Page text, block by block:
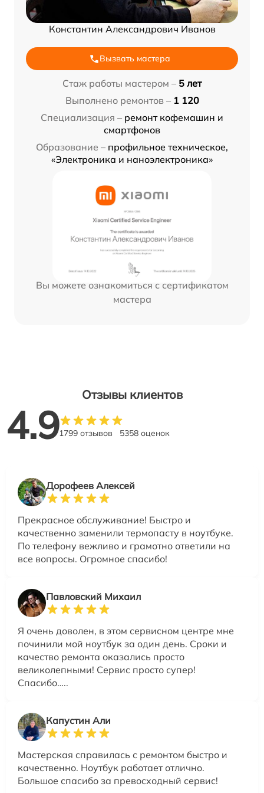
Константин Александрович Иванов
Вызвать мастера
Стаж работы мастером – 5 лет
Выполнено ремонтов – 1 120
Специализация – ремонт кофемашин и
смартфонов
Образование – профильное техническое,
«Электроника и наноэлектроника»
Вы можете ознакомиться с сертификатом
мастера
Отзывы клиентов
4.91799 отзывов 5358 оценок
Дорофеев Алексей
Прекрасное обслуживание! Быстро и
качественно заменили термопасту в ноутбуке.
По телефону вежливо и грамотно ответили на
все вопросы. Огромное спасибо!
Павловский Михаил
Я очень доволен, в этом сервисном центре мне
починили мой ноутбук за один день. Сроки и
качество ремонта оказались просто
великолепными! Сервис просто супер!
Спасибо…..
Капустин Али
Мастерская справилась с ремонтом быстро и
качественно. Ноутбук работает отлично.
Большое спасибо за превосходный сервис!